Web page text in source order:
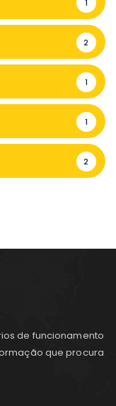
1
2
1
1
2
de funcionamento
que procura